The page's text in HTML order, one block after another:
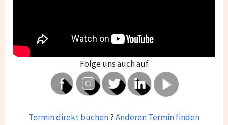
Folge uns auch auf
Termin direkt buchen?Anderen Termin finden